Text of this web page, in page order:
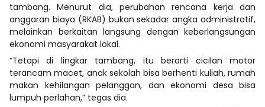
tambang. Menurut dia, perubahan rencana kerja dan
anggaran biaya (RKAB) bukan sekadar angka administratif,
melainkan berkaitan langsung dengan keberlangsungan
ekonomi masyarakat lokal.
“Tetapi di lingkar tambang, itu berarti cicilan motor
terancam macet, anak sekolah bisa berhenti kuliah, rumah
makan kehilangan pelanggan, dan ekonomi desa bisa
lumpuh perlahan,” tegas dia.